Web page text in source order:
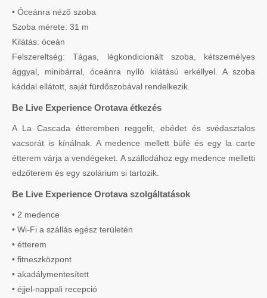
• Óceánra néző szoba
Szoba mérete: 31 m
Kilátás: óceán
Felszereltség: Tágas, légkondicionált szoba, kétszemélyes
ággyal, minibárral, óceánra nyíló kilátású erkéllyel. A szoba
káddal ellátott, saját fürdőszobával rendelkezik.
Be Live Experience Orotava étkezés
A La Cascada étteremben reggelit, ebédet és svédasztalos
vacsorát is kínálnak. A medence mellett büfé és egy la carte
étterem várja a vendégeket. A szállodához egy medence melletti
edzőterem és egy szolárium si tartozik.
Be Live Experience Orotava szolgáltatások
• 2 medence
• Wi-Fi a szállás egész területén
• étterem
• fitneszközpont
• akadálymentesített
• éjjel-nappali recepció